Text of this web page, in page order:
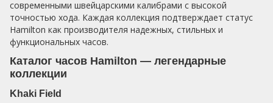
современными швейцарскими калибрами с высокой
точностью хода. Каждая коллекция подтверждает статус
Hamilton как производителя надежных, стильных и
функциональных часов.
Каталог часов Hamilton — легендарные
коллекции
Khaki Field